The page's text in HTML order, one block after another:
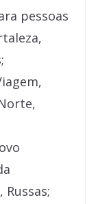
pessoas